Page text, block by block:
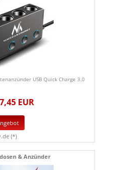
USB Quick Charge 3.0
EUR
(*)
& Anzünder